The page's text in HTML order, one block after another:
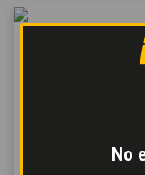
No
manejables,
fáciles de